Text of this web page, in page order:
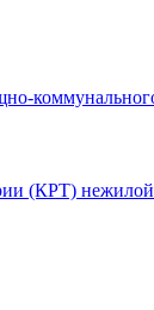
(КРТ)